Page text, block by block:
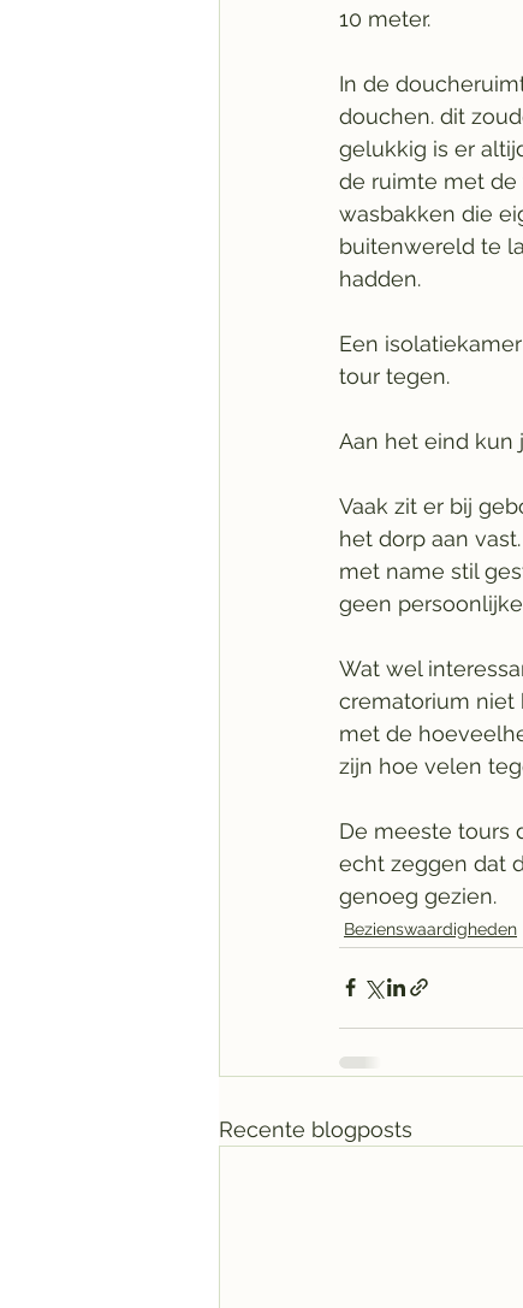
10 meter.
In de
douchen. dit
gelukkig is er
de ruimte met de
wasbakken die
buitenwereld te
hadden.
Een
tour tegen.
Aan het eind kun
Vaak zit er bij
het dorp aan
met name stil
geen
Wat wel
crematorium niet
met de
zijn hoe velen
De meeste tours
echt zeggen dat
genoeg gezien.
Bezienswaardigheden
Recente blogposts